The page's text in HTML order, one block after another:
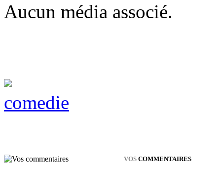
Aucun média associé.
comedie
VOS COMMENTAIRES